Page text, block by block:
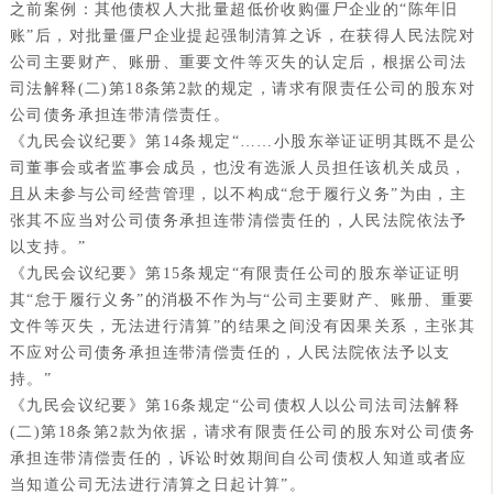
之前案例：其他债权人大批量超低价收购僵尸企业的“陈年旧
账”后，对批量僵尸企业提起强制清算之诉，在获得人民法院对
公司主要财产、账册、重要文件等灭失的认定后，根据公司法
司法解释(二)第18条第2款的规定，请求有限责任公司的股东对
公司债务承担连带清偿责任。
《九民会议纪要》第14条规定“……小股东举证证明其既不是公
司董事会或者监事会成员，也没有选派人员担任该机关成员，
且从未参与公司经营管理，以不构成“怠于履行义务”为由，主
张其不应当对公司债务承担连带清偿责任的，人民法院依法予
以支持。”
《九民会议纪要》第15条规定“有限责任公司的股东举证证明
其“怠于履行义务”的消极不作为与“公司主要财产、账册、重要
文件等灭失，无法进行清算”的结果之间没有因果关系，主张其
不应对公司债务承担连带清偿责任的，人民法院依法予以支
持。”
《九民会议纪要》第16条规定“公司债权人以公司法司法解释
(二)第18条第2款为依据，请求有限责任公司的股东对公司债务
承担连带清偿责任的，诉讼时效期间自公司债权人知道或者应
当知道公司无法进行清算之日起计算”。